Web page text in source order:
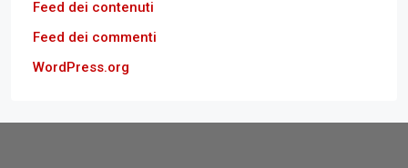
Feed dei contenuti
Feed dei commenti
WordPress.org